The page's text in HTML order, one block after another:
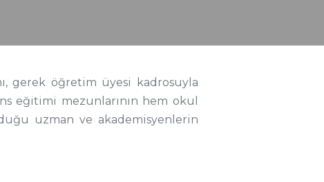
gerek öğretim üyesi kadrosuyla
eğitimi mezunlarının hem okul
uzman ve akademisyenlerin